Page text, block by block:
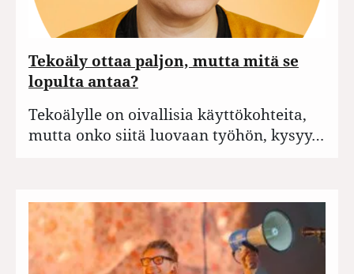
Tekoäly ottaa paljon, mutta mitä se
lopulta antaa?
Tekoälylle on oivallisia käyttökohteita,
mutta onko siitä luovaan työhön, kysyy…